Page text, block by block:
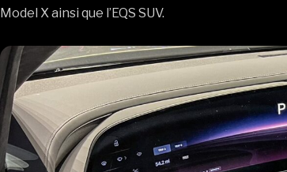
Model X ainsi que l’EQS SUV.